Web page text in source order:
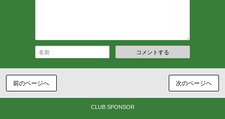
コメントする
前のページへ 次のページヘ
CLUB SPONSOR